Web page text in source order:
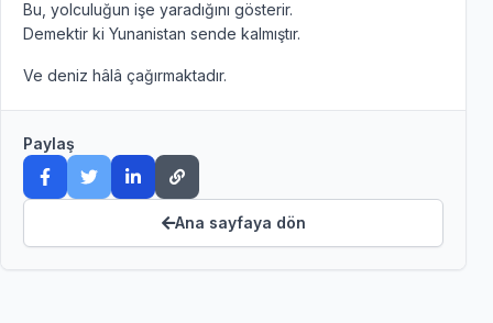
Bu, yolculuğun işe yaradığını gösterir.
Demektir ki Yunanistan sende kalmıştır.
Ve deniz hâlâ çağırmaktadır.
Paylaş
Ana sayfaya dön